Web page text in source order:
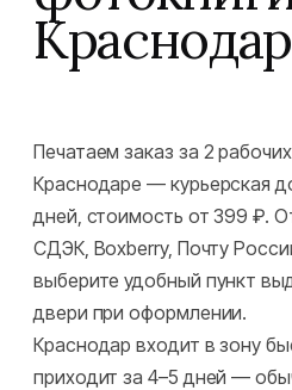
Печатаем заказ за 2
Краснодаре — курьерская
дней, стоимость от 399 ₽.
СДЭК, Boxberry, Почту
выберите удобный пункт
двери при оформлении.
Краснодар входит в зону
приходит за 4–5 дней —